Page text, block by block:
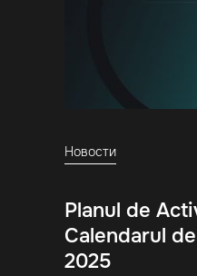
Новости
Planul de
Calendarul
2025